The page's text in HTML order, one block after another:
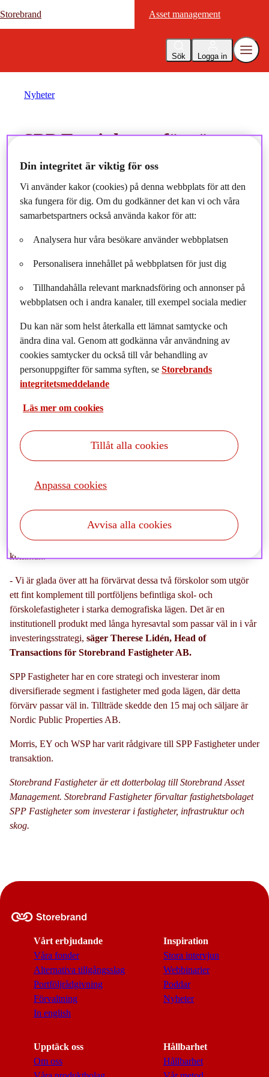
Storebrand Asset management
Sök Logga in
Storebrand Asset management
Nyheter
SPP Fastigheter förvärvar
två förskolor i Stockholm
2024-05-17
SPP Fastigheter har förvärvat fastigheterna Nacka
uthyrningsbar yta och förhyrs av Norlandia Förskolor AB på
långa hyreskontrakt. Fastigheterna är belägna i
bostadsutvecklingsområden i Haninge respektive Nacka
kommun.
- Vi är glada över att ha förvärvat dessa två förskolor som utgör
ett fint komplement till portföljens befintliga skol- och
förskolefastigheter i starka demografiska lägen. Det är en
institutionell produkt med långa hyresavtal som passar väl in i vår
investeringsstrategi, säger Therese Lidén, Head of
Transactions för Storebrand Fastigheter AB.
SPP Fastigheter har en core strategi och investerar inom
diversifierade segment i fastigheter med goda lägen, där detta
förvärv passar väl in. Tillträde skedde den 15 maj och säljare är
Nordic Public Properties AB.
Morris, EY och WSP har varit rådgivare till SPP Fastigheter under
transaktion.
Storebrand Fastigheter är ett dotterbolag till Storebrand Asset
Management. Storebrand Fastigheter förvaltar fastighetsbolaget
SPP Fastigheter som investerar i fastigheter, infrastruktur och
skog.
Vårt erbjudande
Våra fonder
Alternativa tillgångsslag
Portföljrådgivning
Förvaltning
In english
Inspiration
Stora intervjun
Webbinarier
Poddar
Nyheter
Upptäck oss
Om oss
Hållbarhet
Hållbarhet
Din integritet är viktig för oss
Vi använder kakor (cookies) på denna webbplats för att den
ska fungera för dig. Om du godkänner det kan vi och våra
samarbetspartners också använda kakor för att:
Analysera hur våra besökare använder webbplatsen
Personalisera innehållet på webbplatsen för just dig
Tillhandahålla relevant marknadsföring och annonser på
webbplatsen och i andra kanaler, till exempel sociala medier
Du kan när som helst återkalla ett lämnat samtycke och
ändra dina val. Genom att godkänna vår användning av
cookies samtycker du också till vår behandling av
personuppgifter för samma syften, seStorebrands
integritetsmeddelande
Läs mer om cookies
Anpassa cookies
Avvisa alla cookies
Tillåt alla cookies